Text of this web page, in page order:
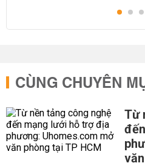
CÙNG CHUYÊN
Từ